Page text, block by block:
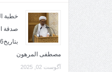
صدقة
مصطفى المرهون
آگوست 02, 2025